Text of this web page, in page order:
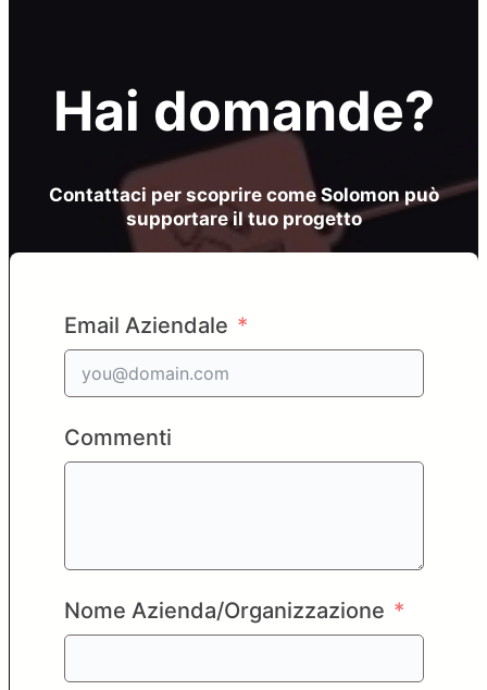
Hai domande?
Contattaci per scoprire come Solomon può
supportare il tuo progetto
Email Aziendale
Commenti
Nome Azienda/Organizzazione